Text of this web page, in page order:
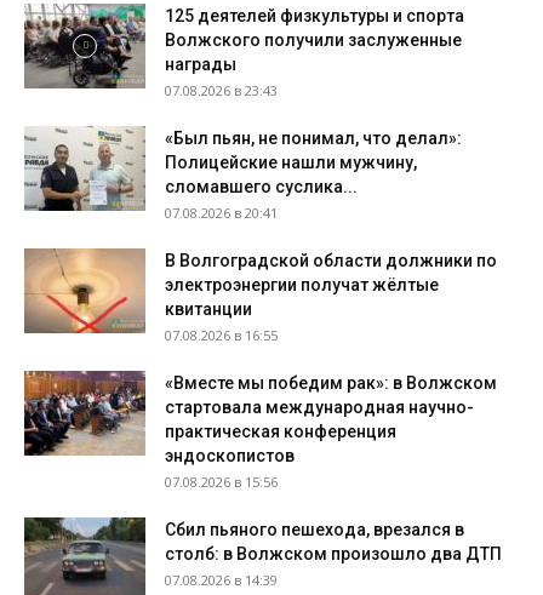
125 деятелей физкультуры и спорта
Волжского получили заслуженные
награды
07.08.2026 в 23:43
«Был пьян, не понимал, что делал»:
Полицейские нашли мужчину,
сломавшего суслика...
07.08.2026 в 20:41
В Волгоградской области должники по
электроэнергии получат жёлтые
квитанции
07.08.2026 в 16:55
«Вместе мы победим рак»: в Волжском
стартовала международная научно-
практическая конференция
эндоскопистов
07.08.2026 в 15:56
Сбил пьяного пешехода, врезался в
столб: в Волжском произошло два ДТП
07.08.2026 в 14:39